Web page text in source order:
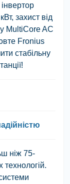
захист від
MultiCore AC
Fronius
стабільну
ніж 75-
технологій.